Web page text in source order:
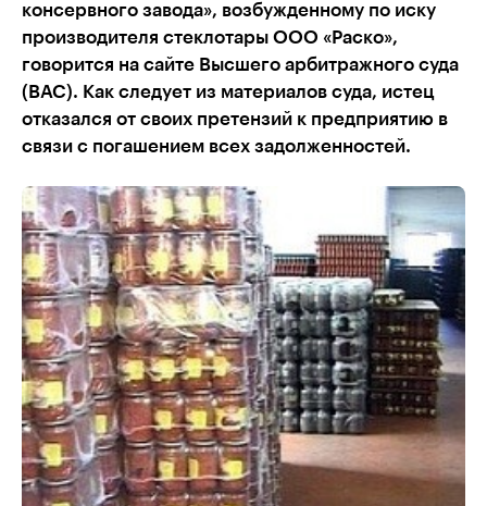
консервного завода», возбужденному по иску
производителя стеклотары ООО «Раско»,
говорится на сайте Высшего арбитражного суда
(ВАС). Как следует из материалов суда, истец
отказался от своих претензий к предприятию в
связи с погашением всех задолженностей.